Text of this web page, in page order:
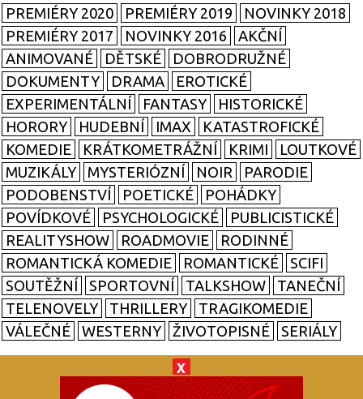
X
PREMIÉRY 2020
PREMIÉRY 2019
NOVINKY 2018
PREMIÉRY 2017
NOVINKY 2016
AKČNÍ
ANIMOVANÉ
DĚTSKÉ
DOBRODRUŽNÉ
DOKUMENTY
DRAMA
EROTICKÉ
EXPERIMENTÁLNÍ
FANTASY
HISTORICKÉ
HORORY
HUDEBNÍ IMAX
KATASTROFICKÉ
KOMEDIE
KRÁTKOMETRÁŽNÍ KRIMI
LOUTKOVÉ
MUZIKÁLY
MYSTERIÓZNÍ NOIR
PARODIE
PODOBENSTVÍ
POETICKÉ
POHÁDKY
POVÍDKOVÉ
PSYCHOLOGICKÉ
PUBLICISTICKÉ
REALITYSHOW
ROADMOVIE
RODINNÉ
ROMANTICKÁ KOMEDIE
ROMANTICKÉ
SCIFI
SOUTĚŽNÍ
SPORTOVNÍ TALKSHOW
TANEČNÍ
TELENOVELY
THRILLERY
TRAGIKOMEDIE
VÁLEČNÉ
WESTERNY ŽIVOTOPISNÉ SERIÁLY